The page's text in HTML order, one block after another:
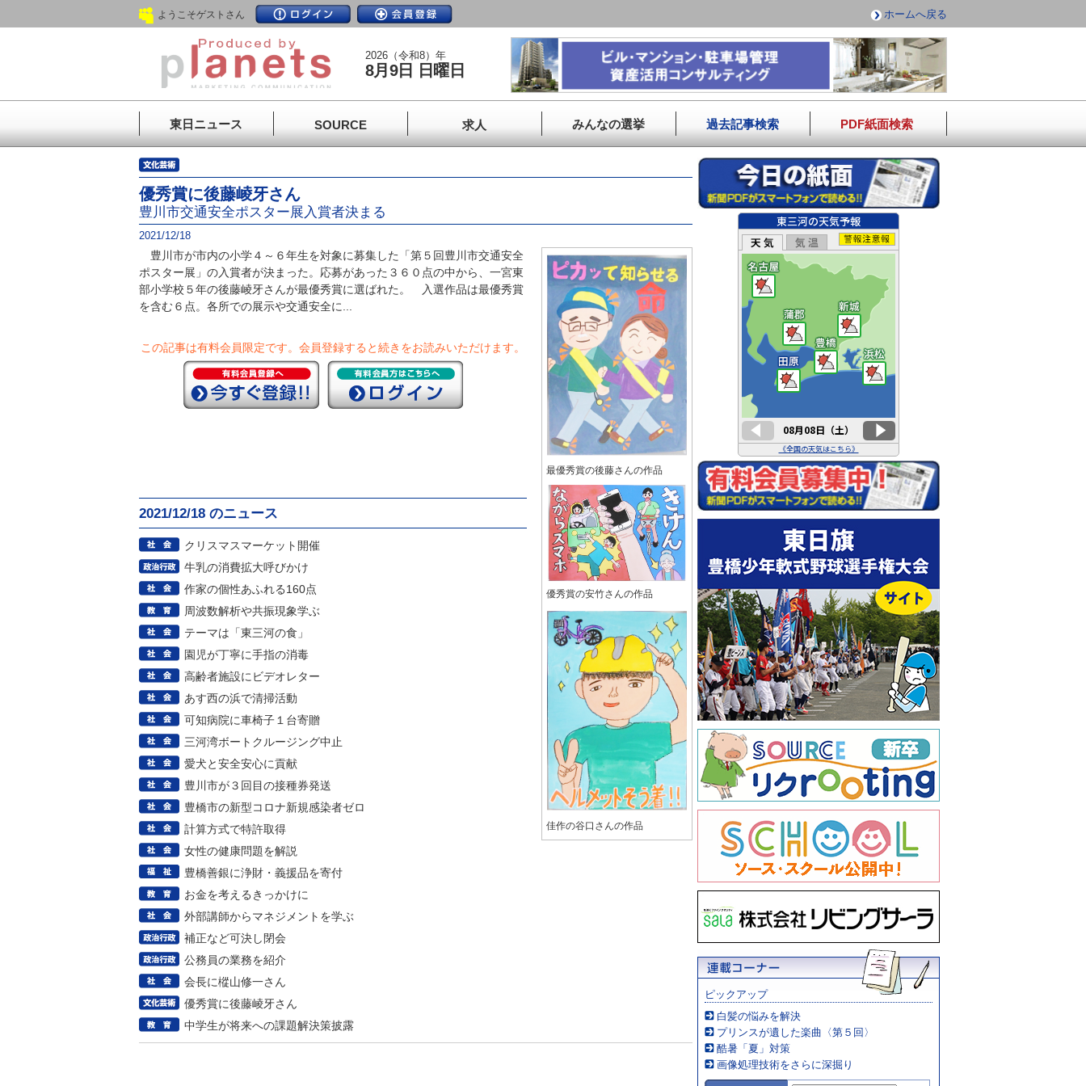
ようこそゲストさん ホームへ戻る
2026（令和8）年
8月9日 日曜日
東日ニュース SOURCE 求人 みんなの選挙 過去記事検索 PDF紙面検索
優秀賞に後藤崚牙さん
豊川市交通安全ポスター展入賞者決まる
2021/12/18
豊川市が市内の小学４～６年生を対象に募集した「第５回豊川市交通安全
ポスター展」の入賞者が決まった。応募があった３６０点の中から、一宮東
部小学校５年の後藤崚牙さんが最優秀賞に選ばれた。 入選作品は最優秀賞
を含む６点。各所での展示や交通安全に...
この記事は有料会員限定です。 会員登録すると続きをお読みいただけます。
2021/12/18 のニュース
クリスマスマーケット開催
牛乳の消費拡大呼びかけ
作家の個性あふれる160点
周波数解析や共振現象学ぶ
テーマは「東三河の食」
園児が丁寧に手指の消毒
高齢者施設にビデオレター
あす西の浜で清掃活動
可知病院に車椅子１台寄贈
三河湾ボートクルージング中止
愛犬と安全安心に貢献
豊川市が３回目の接種券発送
豊橋市の新型コロナ新規感染者ゼロ
計算方式で特許取得
女性の健康問題を解説
豊橋善銀に浄財・義援品を寄付
お金を考えるきっかけに
外部講師からマネジメントを学ぶ
補正など可決し閉会
公務員の業務を紹介
会長に樅山修一さん
優秀賞に後藤崚牙さん
中学生が将来への課題解決策披露
最優秀賞の後藤さんの作品
優秀賞の安竹さんの作品
佳作の谷口さんの作品
ピックアップ
白髪の悩みを解決
プリンスが遺した楽曲〈第５回〉
酷暑「夏」対策
画像処理技術をさらに深掘り